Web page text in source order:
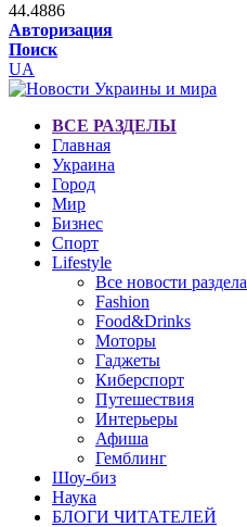
44.4886
Авторизация
Поиск
UA
ВСЕ РАЗДЕЛЫ
Главная
Украина
Город
Мир
Бизнес
Спорт
Lifestyle
Все новости раздела
Fashion
Food&Drinks
Моторы
Гаджеты
Киберспорт
Путешествия
Интерьеры
Афиша
Гемблинг
Шоу-биз
Наука
БЛОГИ ЧИТАТЕЛЕЙ